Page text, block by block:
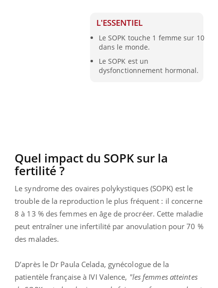
L'ESSENTIEL
Le SOPK touche 1 femme sur 10
dans le monde.
Le SOPK est un
dysfonctionnement hormonal.
Quel impact du SOPK sur la
fertilité ?
Le syndrome des ovaires polykystiques (SOPK) est le
trouble de la reproduction le plus fréquent : il concerne
8 à 13 % des femmes en âge de procréer. Cette maladie
peut entraîner une infertilité par anovulation pour 70 %
des malades.
D’après le Dr Paula Celada, gynécologue de la
patientèle française à IVI Valence, "les femmes atteintes